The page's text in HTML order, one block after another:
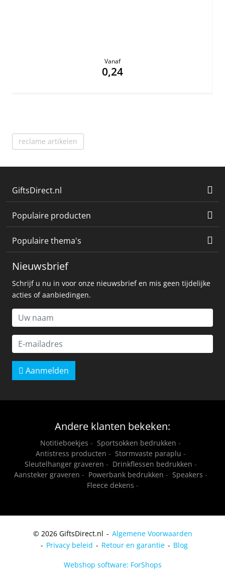
Vanaf
0,24
reclame artikelen
GiftsDirect.nl
Populaire producten
Populaire thema's
Nieuwsbrief
Schrijf u nu in voor onze nieuwsbrief en mis geen tijdelijke
acties of aanbiedingen.
Aanmelden
Andere klanten bekeken:
Notitieboekjes - Sportsokken bedrukken -
Antistress producten - Stormvaste paraplu -
Sleutelhanger graveren - Drinkflessen bedrukken -
Aansteker graveren - Powerbank bedrukken - Speakers -
Fleece dekens -
© 2026 GiftsDirect.nl
Algemene Voorwaarden
Privacy beleid
Retour en garantie Blog
Webshop software: ForShops